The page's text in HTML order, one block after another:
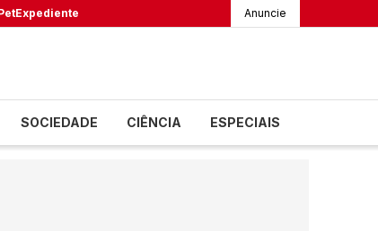
Expediente Anuncie
SOCIEDADE CIÊNCIA ESPECIAIS